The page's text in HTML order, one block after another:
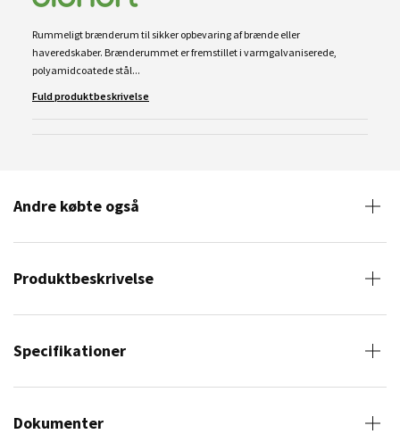
Rummeligt brænderum til sikker opbevaring af brænde eller
haveredskaber. Brænderummet er fremstillet i varmgalvaniserede,
polyamidcoatede stål...
Fuld produktbeskrivelse
Andre købte også
Produktbeskrivelse
Specifikationer
Dokumenter